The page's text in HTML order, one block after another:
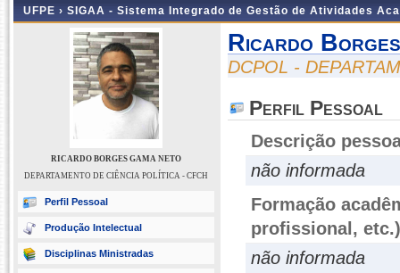
UFPE › SIGAA - Sistema Integrado de Gestão de Atividades
RICARDO BORGES GAMA NETO
DEPARTAMENTO DE CIÊNCIA POLÍTICA - CFCH
Perfil Pessoal
Produção Intelectual
Disciplinas Ministradas
Ricardo
DCPOL -
Perfil Pessoal
Descrição
não informada
Formação
profissional, etc.)
não informada